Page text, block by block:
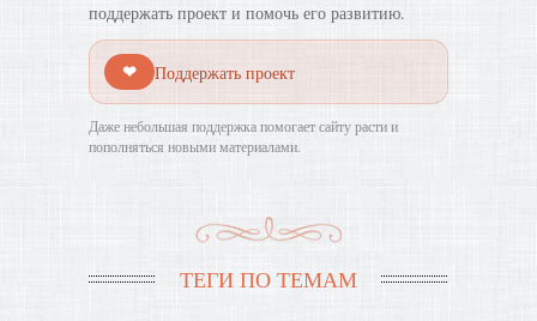
поддержать проект и помочь его развитию.
❤ Поддержать проект
Даже небольшая поддержка помогает сайту расти и
пополняться новыми материалами.
ТЕГИ ПО ТЕМАМ